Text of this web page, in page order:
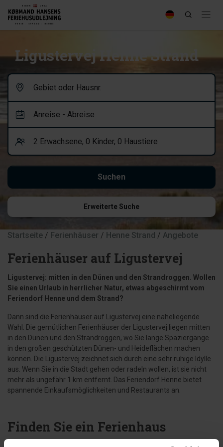
Ligustervej Henne Strand
Erweiterte Suche
Startseite / Ferienhäuser / Henne Strand / Angebote
Ferienhäuser auf Ligustervej
Ligustervej: mitten in den Dünen und den Strandroggen. Wollen
Sie einen Urlaub in herrlicher Natur, etwas abgeschirmt vom
Feriendorf Henne und dem Strand?
Dann sind die Ferienhäuser auf Ligustervej eine naheliegende
Wahl. Die gemütlichen Ferienhäuser der Ligustervej liegen mitten
in den Dünen und den Strandroggen, wo Sie lange Spaziergänge
in den großen geschützten Dünen- und Heideflächen machen
können. Die Ligustervej zeichnet sich durch eine sehr ruhige Idylle
aus. Wenn Sie in die Stadt gehen oder radeln wollen, ist sie nicht
mehr als ungefähr 1 km entfernt. Das Feriendorf Henne bietet
spannende Einkaufsmöglichkeiten und Restaurants an.
Finden Sie ein Ferienhaus